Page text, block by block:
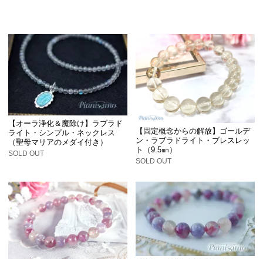
【オーラ浄化＆魔除け】ラブラド
ライト・シンプル・ネックレス
（聖母マリアのメダイ付き）
SOLD OUT
【固定概念からの解放】ゴールデ
ン・ラブラドライト・ブレスレッ
ト（9.5㎜）
SOLD OUT